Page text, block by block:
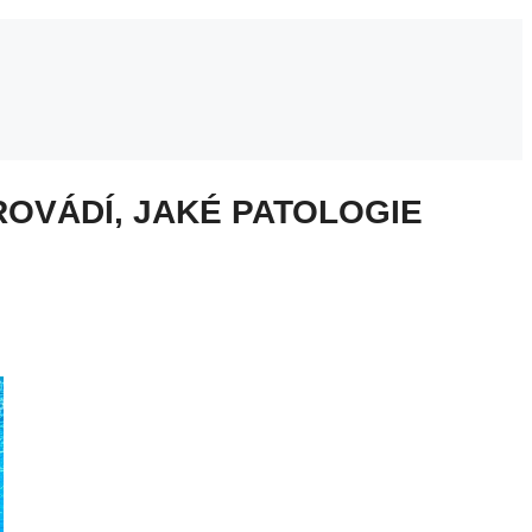
JAKÉ PATOLOGIE